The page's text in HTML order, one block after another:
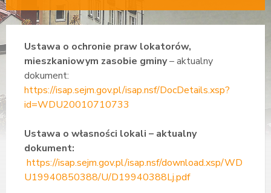
Ustawa o ochronie praw lokatorów,
mieszkaniowym zasobie gminy– aktualny
dokument:
https://isap.sejm.gov.pl/isap.nsf/DocDetails.xsp?
id=WDU20010710733
Ustawa o własności lokali – aktualny
dokument:
https://isap.sejm.gov.pl/isap.nsf/download.xsp/WD
U19940850388/U/D19940388Lj.pdf